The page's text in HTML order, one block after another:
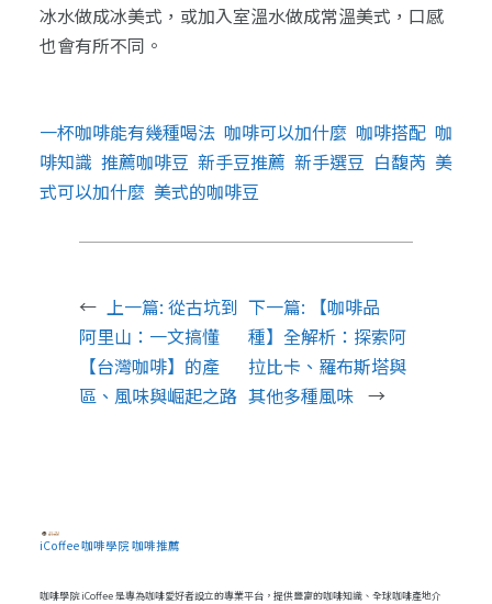
冰水做成冰美式，或加入室溫水做成常溫美式，口感
也會有所不同。
一杯咖啡能有幾種喝法 咖啡可以加什麼 咖啡搭配 咖
啡知識 推薦咖啡豆 新手豆推薦 新手選豆 白馥芮 美
式可以加什麼 美式的咖啡豆
← 上一篇: 從古坑到
阿里山：一文搞懂
【台灣咖啡】的產
區、風味與崛起之路
下一篇:
【咖啡品
種】全解析：探索阿
拉比卡、羅布斯塔與
其他多種風味 →
iCoffee 咖啡學院 咖啡推薦
咖啡學院 iCoffee 是專為咖啡愛好者設立的專業平台，提供豐富的咖啡知識、全球咖啡產地介